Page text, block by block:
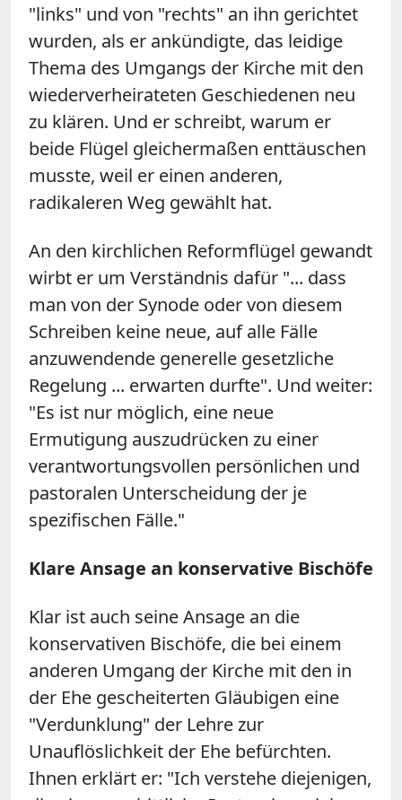
"links" und von "rechts" an ihn gerichtet
wurden, als er ankündigte, das leidige
Thema des Umgangs der Kirche mit den
wiederverheirateten Geschiedenen neu
zu klären. Und er schreibt, warum er
beide Flügel gleichermaßen enttäuschen
musste, weil er einen anderen,
radikaleren Weg gewählt hat.
An den kirchlichen Reformflügel gewandt
wirbt er um Verständnis dafür "... dass
man von der Synode oder von diesem
Schreiben keine neue, auf alle Fälle
anzuwendende generelle gesetzliche
Regelung ... erwarten durfte". Und weiter:
"Es ist nur möglich, eine neue
Ermutigung auszudrücken zu einer
verantwortungsvollen persönlichen und
pastoralen Unterscheidung der je
spezifischen Fälle."
Klare Ansage an konservative Bischöfe
Klar ist auch seine Ansage an die
konservativen Bischöfe, die bei einem
anderen Umgang der Kirche mit den in
der Ehe gescheiterten Gläubigen eine
"Verdunklung" der Lehre zur
Unauflöslichkeit der Ehe befürchten.
Ihnen erklärt er: "Ich verstehe diejenigen,